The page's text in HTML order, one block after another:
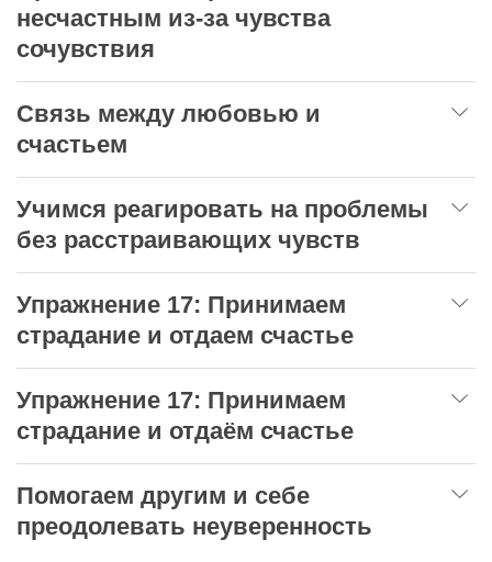
несчастным из-за чувства
сочувствия
Связь между любовью и
счастьем
Учимся реагировать на проблемы
без расстраивающих чувств
Упражнение 17: Принимаем
страдание и отдаем счастье
Упражнение 17: Принимаем
страдание и отдаём счастье
Помогаем другим и себе
преодолевать неуверенность